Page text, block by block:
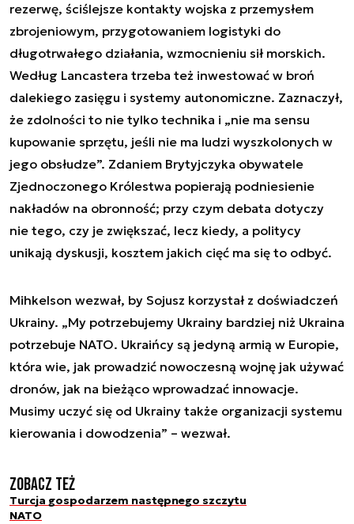
rezerwę, ściślejsze kontakty wojska z przemysłem
zbrojeniowym, przygotowaniem logistyki do
długotrwałego działania, wzmocnieniu sił morskich.
Według Lancastera trzeba też inwestować w broń
dalekiego zasięgu i systemy autonomiczne. Zaznaczył,
że zdolności to nie tylko technika i „nie ma sensu
kupowanie sprzętu, jeśli nie ma ludzi wyszkolonych w
jego obsłudze”. Zdaniem Brytyjczyka obywatele
Zjednoczonego Królestwa popierają podniesienie
nakładów na obronność; przy czym debata dotyczy
nie tego, czy je zwiększać, lecz kiedy, a politycy
unikają dyskusji, kosztem jakich cięć ma się to odbyć.
Mihkelson wezwał, by Sojusz korzystał z doświadczeń
Ukrainy. „My potrzebujemy Ukrainy bardziej niż Ukraina
potrzebuje NATO. Ukraińcy są jedyną armią w Europie,
która wie, jak prowadzić nowoczesną wojnę jak używać
dronów, jak na bieżąco wprowadzać innowacje.
Musimy uczyć się od Ukrainy także organizacji systemu
kierowania i dowodzenia” – wezwał.
Zobacz też
Turcja gospodarzem następnego szczytu
NATO